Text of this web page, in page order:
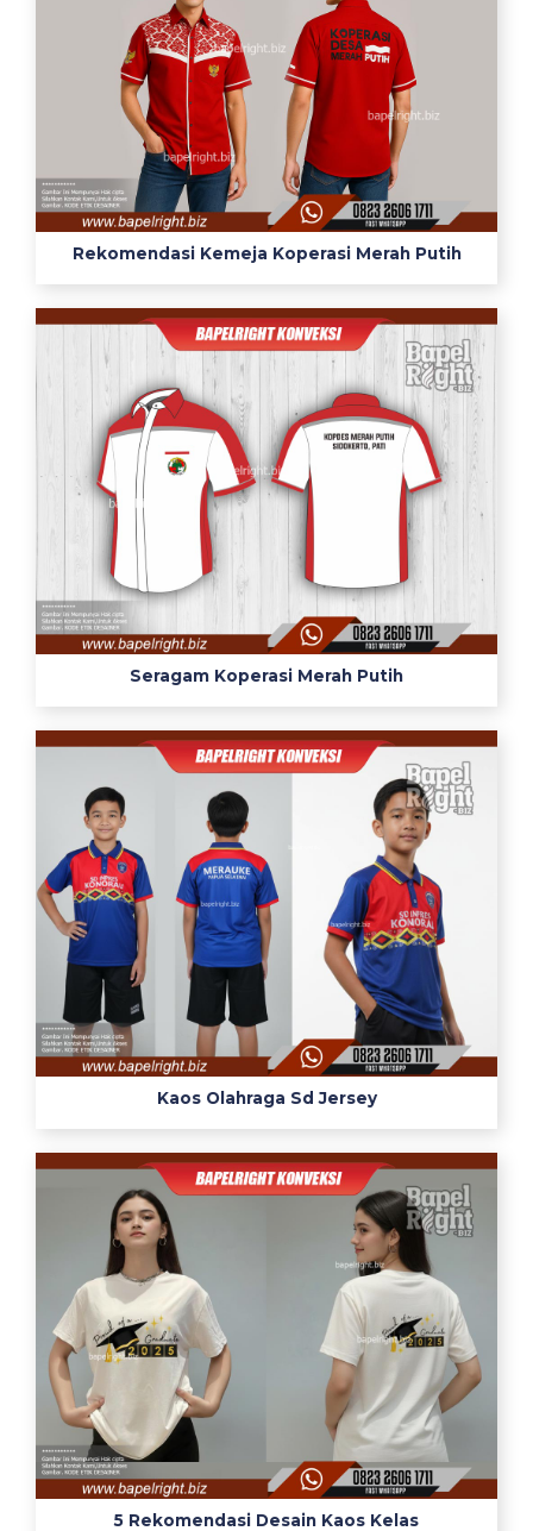
Rekomendasi Kemeja Koperasi Merah Putih
Seragam Koperasi Merah Putih
Kaos Olahraga Sd Jersey
5 Rekomendasi Desain Kaos Kelas